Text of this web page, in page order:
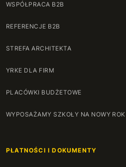
WSPÓŁPRACA B2B
REFERENCJE B2B
STREFA ARCHITEKTA
YRKE DLA FIRM
PLACÓWKI BUDŻETOWE
WYPOSAŻAMY SZKOŁY NA NOWY ROK
PŁATNOŚCI I DOKUMENTY